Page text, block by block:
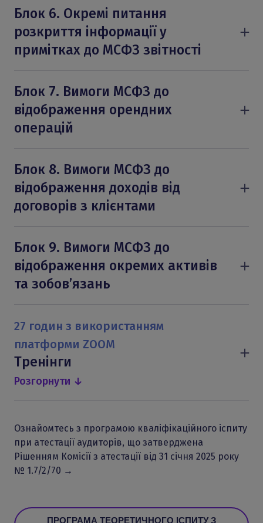
МСБО 33 «Прибуток на акцію»
МСБО 8 «Облікові політики, зміни в
облікових оцінках та помилки»
МСФЗ 13 «Оцінка справедливої вартості»
МСБО 10 «Події після звітного періоду»
Блок 6. Окремі питання
розкриття інформації у
примітках до МСФЗ звітності
МСБО 24 «Розкриття інформації про
зв’язані сторони»
МСБО 20 «Облік державних грантів і
розкриття інформації про державну
Блок 7. Вимоги МСФЗ до
відображення орендних
операцій
Блок 8. Вимоги МСФЗ до
відображення доходів від
договорів з клієнтами
клієнтами»
Блок 9. Вимоги МСФЗ до
відображення окремих активів
та зобов’язань
МСБО 41 «Сільське господарство»
МСБО 37 «Забезпечення, умовні
зобов’язання та умовні активи»
МСБО 12 «Податки на прибуток»
МСБО 19 «Виплати працівникам»
корисних копалин»
27 годин з використанням
платформи ZOOM
Тренінги
Розгорнути ↓
фінансових звітів за МСФЗ
Тема 2. Вимоги МСФЗ до відображення
операцій з необоротними активами:
нематеріальними активами
Ознайомтесь з програмою кваліфікаційного іспиту
при атестації аудиторів, що затверджена
Рішенням Комісії з атестації від 31 січня 2025 року
№ 1.7/2/70 →